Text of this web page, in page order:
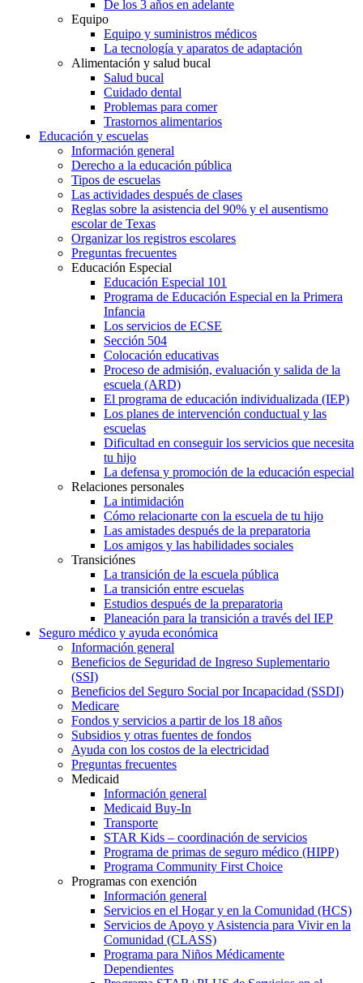
De los 3 años en adelante
Equipo
Equipo y suministros médicos
La tecnología y aparatos de adaptación
Alimentación y salud bucal
Salud bucal
Cuidado dental
Problemas para comer
Trastornos alimentarios
Educación y escuelas
Información general
Derecho a la educación pública
Tipos de escuelas
Las actividades después de clases
Reglas sobre la asistencia del 90% y el ausentismo
escolar de Texas
Organizar los registros escolares
Preguntas frecuentes
Educación Especial
Educación Especial 101
Programa de Educación Especial en la Primera
Infancia
Los servicios de ECSE
Sección 504
Colocación educativas
Proceso de admisión, evaluación y salida de la
escuela (ARD)
El programa de educación individualizada (IEP)
Los planes de intervención conductual y las
escuelas
Dificultad en conseguir los servicios que necesita
tu hijo
La defensa y promoción de la educación especial
Relaciones personales
La intimidación
Cómo relacionarte con la escuela de tu hijo
Las amistades después de la preparatoria
Los amigos y las habilidades sociales
Transiciónes
La transición de la escuela pública
La transición entre escuelas
Estudios después de la preparatoria
Planeación para la transición a través del IEP
Seguro médico y ayuda económica
Información general
Beneficios de Seguridad de Ingreso Suplementario
(SSI)
Beneficios del Seguro Social por Incapacidad (SSDI)
Medicare
Fondos y servicios a partir de los 18 años
Subsidios y otras fuentes de fondos
Ayuda con los costos de la electricidad
Preguntas frecuentes
Medicaid
Información general
Medicaid Buy-In
Transporte
STAR Kids – coordinación de servicios
Programa de primas de seguro médico (HIPP)
Programa Community First Choice
Programas con exención
Información general
Servicios en el Hogar y en la Comunidad (HCS)
Servicios de Apoyo y Asistencia para Vivir en la
Comunidad (CLASS)
Programa para Niños Médicamente
Dependientes